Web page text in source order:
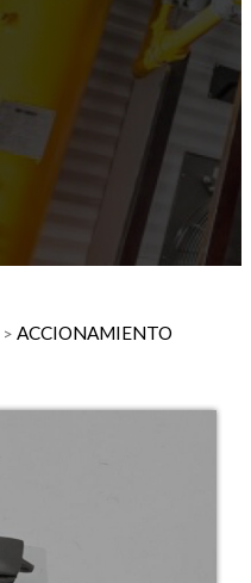
> ACCIONAMIENTO